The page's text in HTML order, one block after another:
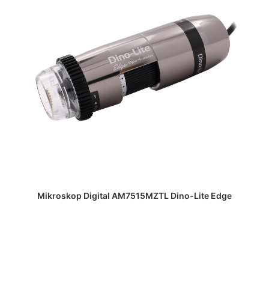
DAPATKAN PENAWARAN HARGA
Mikroskop Digital AM7515MZTL Dino-Lite Edge